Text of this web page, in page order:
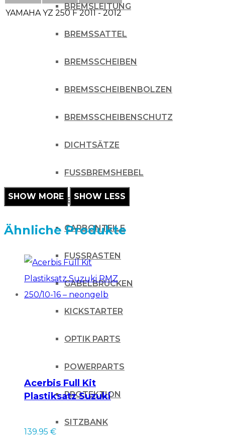
BREMSLEITUNG
BREMSSATTEL
BREMSSCHEIBEN
BREMSSCHEIBENBOLZEN
BREMSSCHEIBENSCHUTZ
DICHTSÄTZE
FUSSBREMSHEBEL
CHASSIS
CARBONTEILE
FUSSRASTEN
GABELBRÜCKEN
KICKSTARTER
OPTIK PARTS
POWERPARTS
PROTEKTION
SITZBANK
YAMAHA YZ 250 F 2011 - 2012
Ähnliche Produkte
Acerbis Full Kit
Plastiksatz Suzuki
neongelb
139.95 €